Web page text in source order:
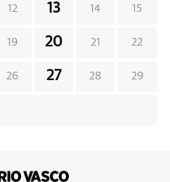
12 13 14 15
19 20 21 22
26 27 28 29